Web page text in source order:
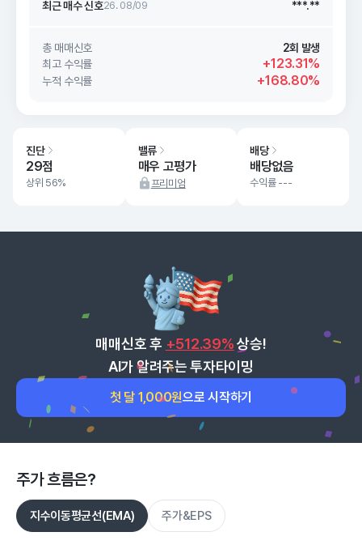
최근 매수 신호26. 08/09 ***.**
총 매매신호
2회 발생
최고 수익률
+123.31%
누적 수익률 +168.80%
진단
29점
상위 56%
밸류
매우 고평가
프리미엄
배당
배당없음
수익률 ---
매매신호 후 +512.39% 상승!
AI가 알려주는 투자타이밍
첫 달 1,000원으로 시작하기
주가 흐름은?
지수이동평균선(EMA) 주가&EPS